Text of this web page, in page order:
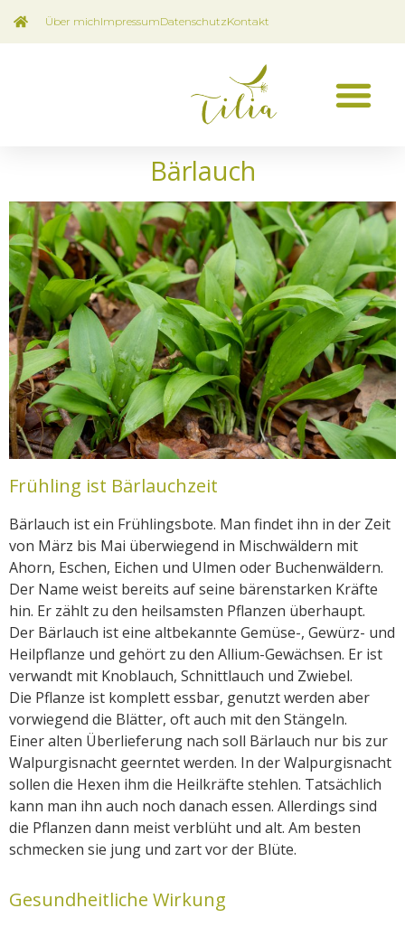
Über michImpressumDatenschutzKontakt
Bärlauch
Frühling ist Bärlauchzeit
Bärlauch ist ein Frühlingsbote. Man findet ihn in der Zeit
von März bis Mai überwiegend in Mischwäldern mit
Ahorn, Eschen, Eichen und Ulmen oder Buchenwäldern.
Der Name weist bereits auf seine bärenstarken Kräfte
hin. Er zählt zu den heilsamsten Pflanzen überhaupt.
Der Bärlauch ist eine altbekannte Gemüse-, Gewürz- und
Heilpflanze und gehört zu den Allium-Gewächsen. Er ist
verwandt mit Knoblauch, Schnittlauch und Zwiebel.
Die Pflanze ist komplett essbar, genutzt werden aber
vorwiegend die Blätter, oft auch mit den Stängeln.
Einer alten Überlieferung nach soll Bärlauch nur bis zur
Walpurgisnacht geerntet werden. In der Walpurgisnacht
sollen die Hexen ihm die Heilkräfte stehlen. Tatsächlich
kann man ihn auch noch danach essen. Allerdings sind
die Pflanzen dann meist verblüht und alt. Am besten
schmecken sie jung und zart vor der Blüte.
Gesundheitliche Wirkung